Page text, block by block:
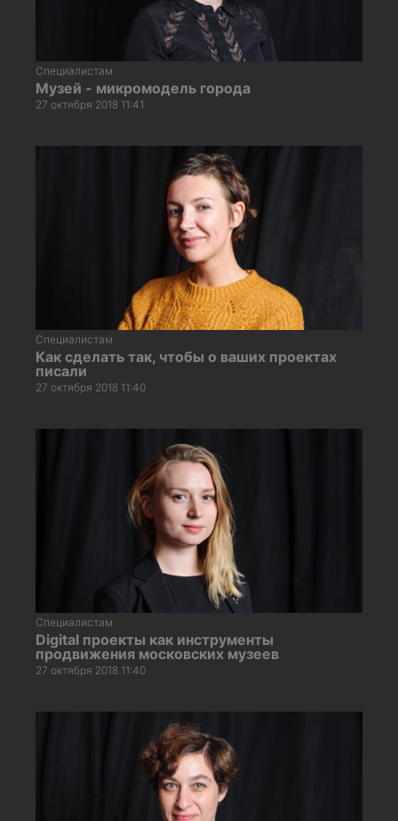
Специалистам
Музей - микромодель города
27 октября 2018 11:41
Специалистам
Как сделать так, чтобы о ваших проектах
писали
27 октября 2018 11:40
Специалистам
Digital проекты как инструменты
продвижения московских музеев
27 октября 2018 11:40